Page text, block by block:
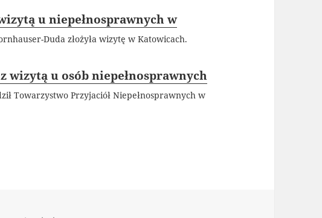
u niepełnosprawnych w
Duda złożyła wizytę w Katowicach.
wizytą u osób niepełnosprawnych
Towarzystwo Przyjaciół Niepełnosprawnych w